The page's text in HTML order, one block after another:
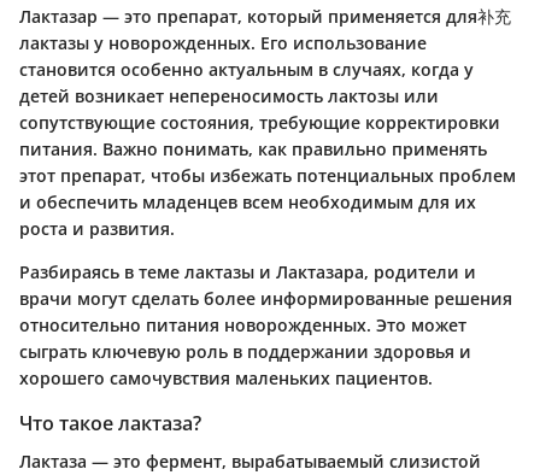
Лактазар — это препарат, который применяется для补充
лактазы у новорожденных. Его использование
становится особенно актуальным в случаях, когда у
детей возникает непереносимость лактозы или
сопутствующие состояния, требующие корректировки
питания. Важно понимать, как правильно применять
этот препарат, чтобы избежать потенциальных проблем
и обеспечить младенцев всем необходимым для их
роста и развития.
Разбираясь в теме лактазы и Лактазара, родители и
врачи могут сделать более информированные решения
относительно питания новорожденных. Это может
сыграть ключевую роль в поддержании здоровья и
хорошего самочувствия маленьких пациентов.
Что такое лактаза?
Лактаза — это фермент, вырабатываемый слизистой